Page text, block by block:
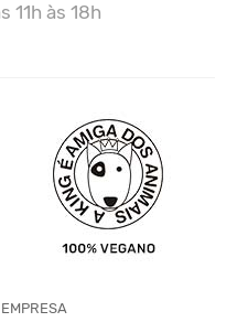
11h às 18h
EMPRESA